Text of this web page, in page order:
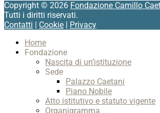
Copyright © 2026 Fondazione Camillo
Tutti i diritti riservati.
Contatti
Cookie
Privacy
Home
Fondazione
Nascita di un’istituzione
Sede
Palazzo Caetani
Piano Nobile
Atto istitutivo e statuto vigente
Organigramma